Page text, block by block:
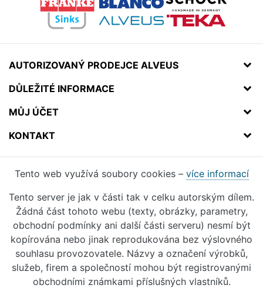
AUTORIZOVANÝ PRODEJCE ALVEUS
DŮLEŽITÉ INFORMACE
MŮJ ÚČET
KONTAKT
Tento web využívá soubory cookies – více informací
Tento server je jak v části tak v celku autorským dílem.
Žádná část tohoto webu (texty, obrázky, parametry,
obchodní podmínky ani další části serveru) nesmí být
kopírována nebo jinak reprodukována bez výslovného
souhlasu provozovatele. Názvy a označení výrobků,
služeb, firem a společností mohou být registrovanými
obchodními známkami příslušných vlastníků.